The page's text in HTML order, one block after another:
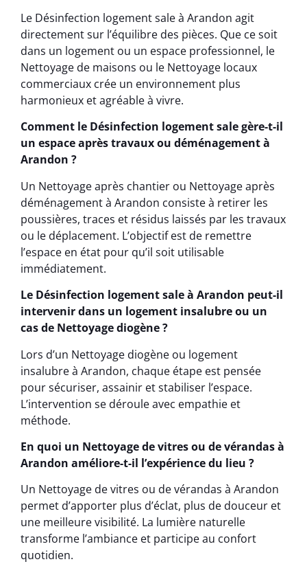
Le Désinfection logement sale à Arandon agit
directement sur l’équilibre des pièces. Que ce soit
dans un logement ou un espace professionnel, le
Nettoyage de maisons ou le Nettoyage locaux
commerciaux crée un environnement plus
harmonieux et agréable à vivre.
Comment le Désinfection logement sale gère-t-il
un espace après travaux ou déménagement à
Arandon ?
Un Nettoyage après chantier ou Nettoyage après
déménagement à Arandon consiste à retirer les
poussières, traces et résidus laissés par les travaux
ou le déplacement. L’objectif est de remettre
l’espace en état pour qu’il soit utilisable
immédiatement.
Le Désinfection logement sale à Arandon peut-il
intervenir dans un logement insalubre ou un
cas de Nettoyage diogène ?
Lors d’un Nettoyage diogène ou logement
insalubre à Arandon, chaque étape est pensée
pour sécuriser, assainir et stabiliser l’espace.
L’intervention se déroule avec empathie et
méthode.
En quoi un Nettoyage de vitres ou de vérandas à
Arandon améliore-t-il l’expérience du lieu ?
Un Nettoyage de vitres ou de vérandas à Arandon
permet d’apporter plus d’éclat, plus de douceur et
une meilleure visibilité. La lumière naturelle
transforme l’ambiance et participe au confort
quotidien.